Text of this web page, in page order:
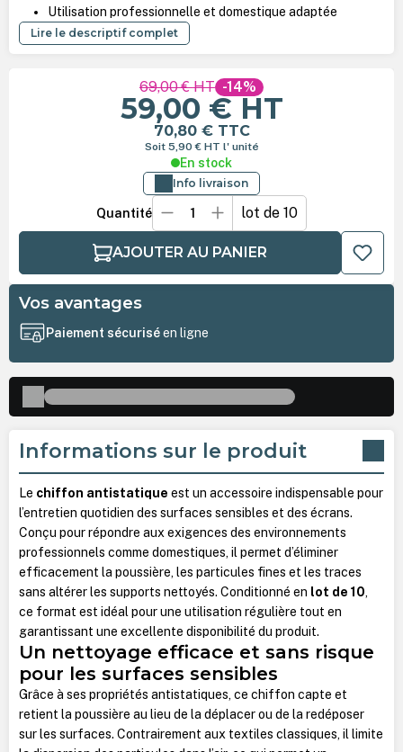
Utilisation professionnelle et domestique adaptée
Lire le descriptif complet
69,00 €HT -14%
59,00 €HT
70,80 € TTC
Soit 5,90 € HT l' unité
En stock
Info livraison
Quantité lot de 10
AJOUTER AU PANIER
Vos avantages
Paiement sécuriséen ligne
Informations sur le produit
Le chiffon antistatique est un accessoire indispensable pour
l’entretien quotidien des surfaces sensibles et des écrans.
Conçu pour répondre aux exigences des environnements
professionnels comme domestiques, il permet d’éliminer
efficacement la poussière, les particules fines et les traces
sans altérer les supports nettoyés. Conditionné en lot de 10,
ce format est idéal pour une utilisation régulière tout en
garantissant une excellente disponibilité du produit.
Un nettoyage efficace et sans risque
pour les surfaces sensibles
Grâce à ses propriétés antistatiques, ce chiffon capte et
retient la poussière au lieu de la déplacer ou de la redéposer
sur les surfaces. Contrairement aux textiles classiques, il limite